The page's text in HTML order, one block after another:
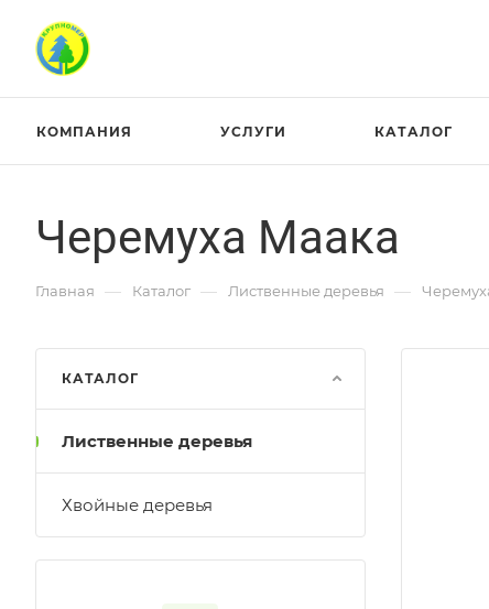
КОМПАНИЯ УСЛУГИ КАТАЛОГ
Черемуха Маака
Главная — Каталог — Лиственные деревья —
КАТАЛОГ
Лиственные деревья
Хвойные деревья